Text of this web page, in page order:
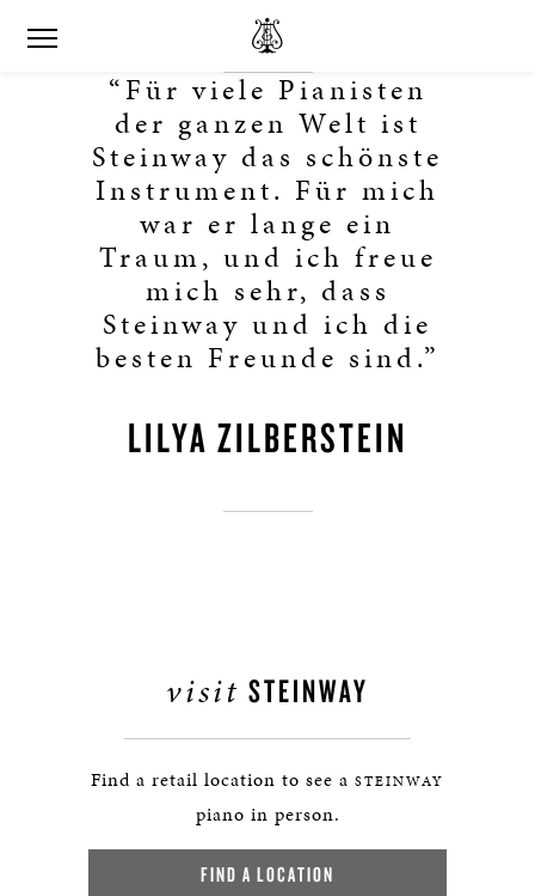
“Für viele Pianisten
der ganzen Welt ist
Steinway das schönste
Instrument. Für mich
war er lange ein
Traum, und ich freue
mich sehr, dass
Steinway und ich die
besten Freunde sind.”
LILYA ZILBERSTEIN
visit STEINWAY
Find a retail location to see a STEINWAY
piano in person.
FIND A LOCATION